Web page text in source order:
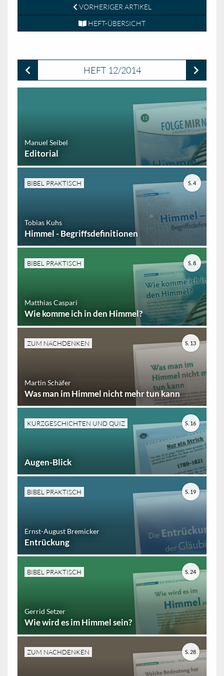
VORHERIGER ARTIKEL
HEFT-ÜBERSICHT
HEFT 12/2014
Manuel Seibel
Editorial
BIBEL PRAKTISCH
Tobias Kuhs
Himmel - Begriffsdefinitionen
S. 4
BIBEL PRAKTISCH
Matthias Caspari
Wie komme ich in den Himmel?
S. 8
ZUM NACHDENKEN
Martin Schäfer
Was man im Himmel nicht mehr tun kann
S. 13
KURZGESCHICHTEN UND QUIZ
Augen-Blick
S. 16
BIBEL PRAKTISCH
Ernst-August Bremicker
Entrückung
S. 19
BIBEL PRAKTISCH
Gerrid Setzer
Wie wird es im Himmel sein?
S. 24
ZUM NACHDENKEN S. 28